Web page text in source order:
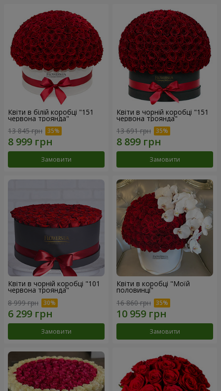
Квіти в білій коробці "151
червона троянда"
13 845 грн
Замовити
Квіти в чорній коробці "151
червона троянда"
13 691 грн
Замовити
Квіти в чорній коробці "101
червона троянда"
8 999 грн
Замовити
Квіти в коробці "Моїй
половинці"
16 860 грн
Замовити